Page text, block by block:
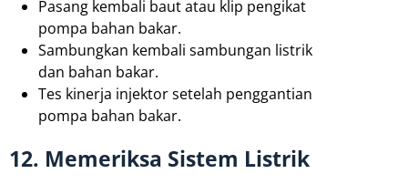
Pasang kembali baut atau klip pengikat
pompa bahan bakar.
Sambungkan kembali sambungan listrik
dan bahan bakar.
Tes kinerja injektor setelah penggantian
pompa bahan bakar.
12. Memeriksa Sistem Listrik